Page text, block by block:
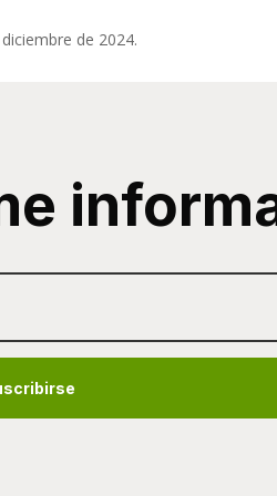
de 2024.